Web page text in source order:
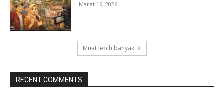
Maret 16, 2026
Muat lebih banyak
RECENT COMMENTS